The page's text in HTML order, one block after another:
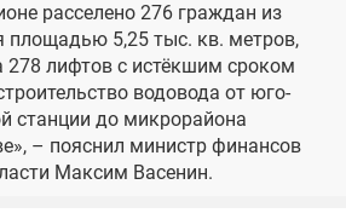
расселено 276 граждан из
площадью 5,25 тыс. кв. метров,
278 лифтов с истёкшим сроком
водовода от юго-
станции до микрорайона
– пояснил министр финансов
Максим Васенин.